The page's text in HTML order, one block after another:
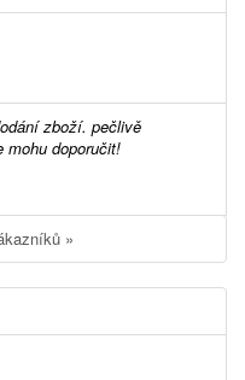
mohu doporučit!
»